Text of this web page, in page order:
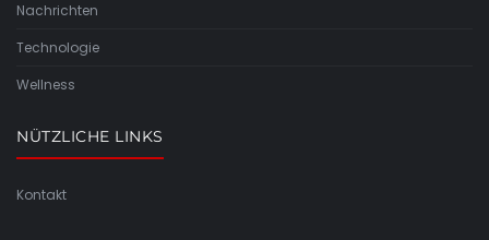
Nachrichten
Technologie
Wellness
NÜTZLICHE LINKS
Kontakt